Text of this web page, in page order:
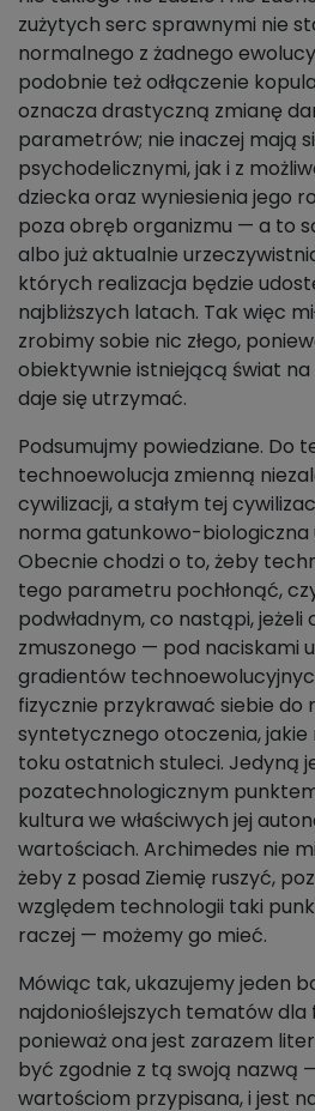
zużytych serc sprawnymi nie
normalnego z żadnego
podobnie też odłączenie
oznacza drastyczną zmianę
parametrów; nie inaczej mają
psychodelicznymi, jak i z
dziecka oraz wyniesienia jego
poza obręb organizmu — a to
albo już aktualnie
których realizacja będzie
najbliższych latach. Tak więc
zrobimy sobie nic złego,
obiektywnie istniejącą świat na
daje się utrzymać.
Podsumujmy powiedziane. Do
technoewolucja zmienną
cywilizacji, a stałym tej
norma gatunkowo-biologiczna
Obecnie chodzi o to, żeby
tego parametru pochłonąć,
podwładnym, co nastąpi, jeżeli
zmuszonego — pod naciskami
gradientów
fizycznie przykrawać siebie do
syntetycznego otoczenia, jakie
toku ostatnich stuleci. Jedyną
pozatechnologicznym
kultura we właściwych jej
wartościach. Archimedes nie
żeby z posad Ziemię ruszyć,
względem technologii taki
raczej — możemy go mieć.
Mówiąc tak, ukazujemy jeden
najdonioślejszych tematów
ponieważ ona jest zarazem
być zgodnie z tą swoją nazwą
wartościom przypisana, i jest